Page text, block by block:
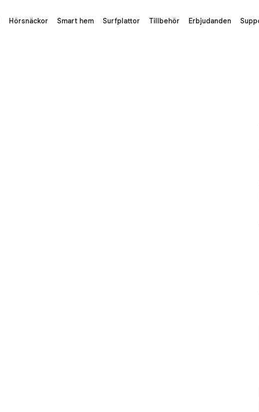
Hörsnäckor Smart hem Surfplattor Tillbehör Erbjudanden